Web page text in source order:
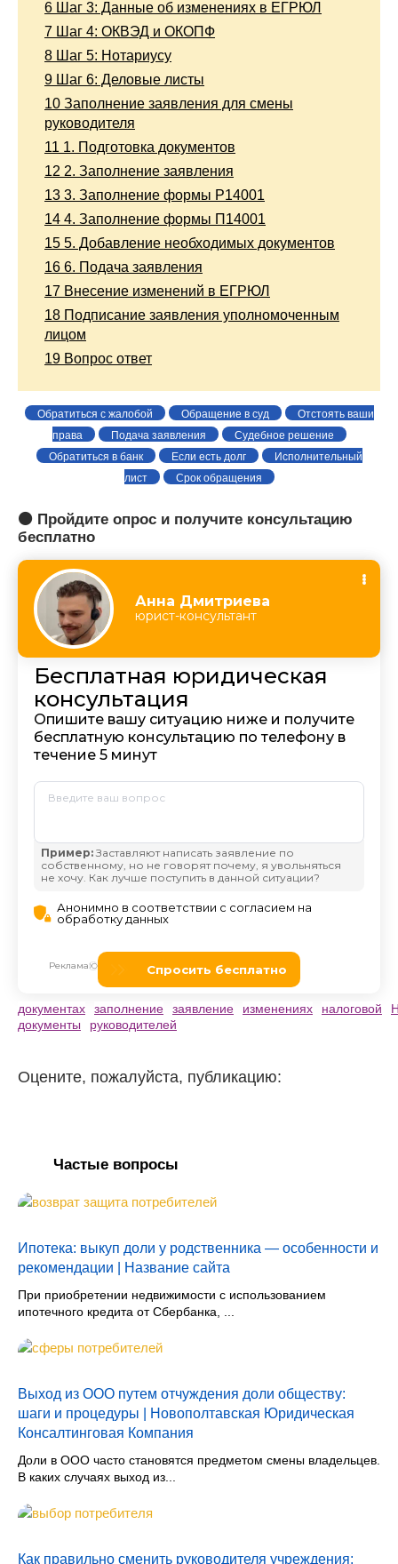
6 Шаг 3: Данные об изменениях в ЕГРЮЛ
7 Шаг 4: ОКВЭД и ОКОПФ
8 Шаг 5: Нотариусу
9 Шаг 6: Деловые листы
10 Заполнение заявления для смены
руководителя
11 1. Подготовка документов
12 2. Заполнение заявления
13 3. Заполнение формы Р14001
14 4. Заполнение формы П14001
15 5. Добавление необходимых документов
16 6. Подача заявления
17 Внесение изменений в ЕГРЮЛ
18 Подписание заявления уполномоченным
лицом
19 Вопрос ответ
Обратиться с жалобой Обращение в суд
Отстоять ваши
права
Подача заявления
Судебное решение
Обратиться в банк
Если есть долг
Исполнительный
лист
Срок обращения
🟠 Пройдите опрос и получите консультацию
бесплатно
документах заполнение заявление изменениях налоговой
документы
руководителей
Оцените, пожалуйста, публикацию:
Частые вопросы
Ипотека: выкуп доли у родственника — особенности и
рекомендации | Название сайта
При приобретении недвижимости с использованием
ипотечного кредита от Сбербанка, ...
Выход из ООО путем отчуждения доли обществу:
шаги и процедуры | Новополтавская Юридическая
Консалтинговая Компания
Доли в ООО часто становятся предметом смены владельцев.
В каких случаях выход из...
Как правильно сменить руководителя учреждения: